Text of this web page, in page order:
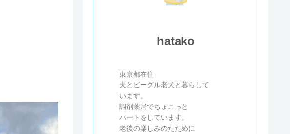
hatako
東京都在住
夫とビーグル老犬と暮らして
います。
調剤薬局でちょこっと
パートをしています。
老後の楽しみのたために